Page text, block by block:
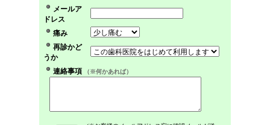
メールア
ドレス
痛み
再診かど
うか
連絡事項
（※何かあれば）